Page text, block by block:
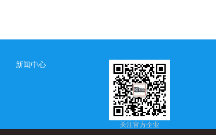
新闻中心
关注官方企业